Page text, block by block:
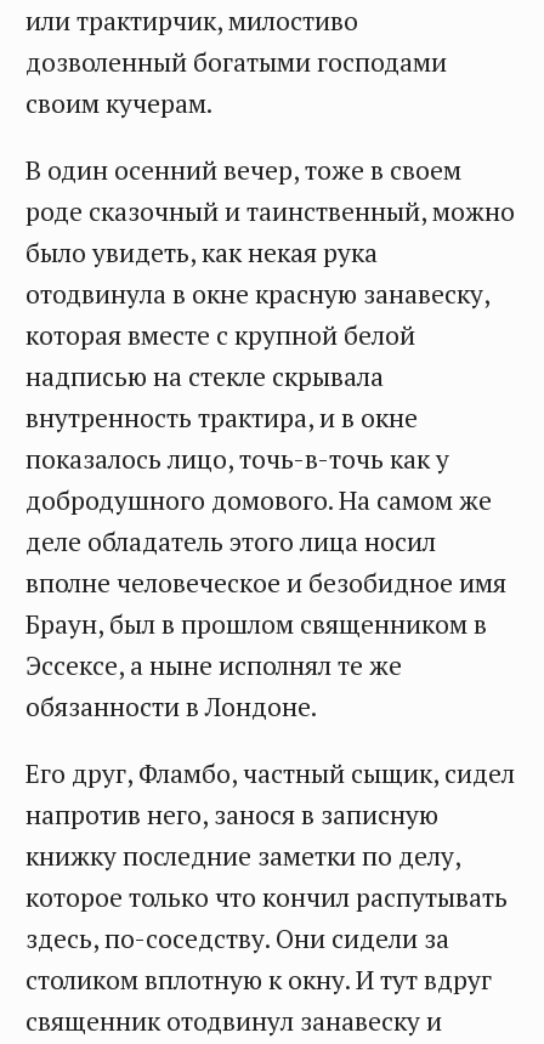
или трактирчик, милостиво
дозволенный богатыми господами
своим кучерам.
В один осенний вечер, тоже в своем
роде сказочный и таинственный, можно
было увидеть, как некая рука
отодвинула в окне красную занавеску,
которая вместе с крупной белой
надписью на стекле скрывала
внутренность трактира, и в окне
показалось лицо, точь-в-точь как у
добродушного домового. На самом же
деле обладатель этого лица носил
вполне человеческое и безобидное имя
Браун, был в прошлом священником в
Эссексе, а ныне исполнял те же
обязанности в Лондоне.
Его друг, Фламбо, частный сыщик, сидел
напротив него, занося в записную
книжку последние заметки по делу,
которое только что кончил распутывать
здесь, по-соседству. Они сидели за
столиком вплотную к окну. И тут вдруг
священник отодвинул занавеску и